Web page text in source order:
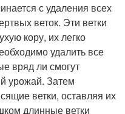
с удаления всех
веток. Эти ветки
кору, их легко
удалить все
вряд ли смогут
урожай. Затем
ветки, оставляя их
длинные ветки